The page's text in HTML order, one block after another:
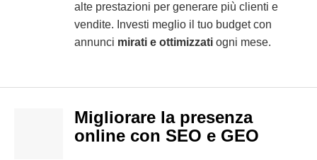
alte prestazioni per generare più clienti e
vendite. Investi meglio il tuo budget con
annunci mirati e ottimizzati ogni mese.
Migliorare la presenza
online con SEO e GEO